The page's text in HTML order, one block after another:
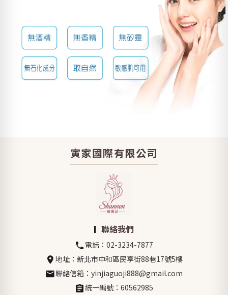
寅家國際有限公司
聯絡我們
電話：02-3234-7877
地址：新北市中和區民享街88巷17號5樓
聯絡信箱：yinjiaguoji888@gmail.com
統一編號：60562985